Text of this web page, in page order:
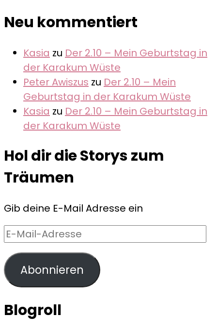
Neu kommentiert
Kasia zu Der 2.10 – Mein Geburtstag in
der Karakum Wüste
Peter Awiszus zu Der 2.10 – Mein
Geburtstag in der Karakum Wüste
Kasia zu Der 2.10 – Mein Geburtstag in
der Karakum Wüste
Hol dir die Storys zum
Träumen
Gib deine E-Mail Adresse ein
E-
Mail-
Adresse
Abonnieren
Blogroll